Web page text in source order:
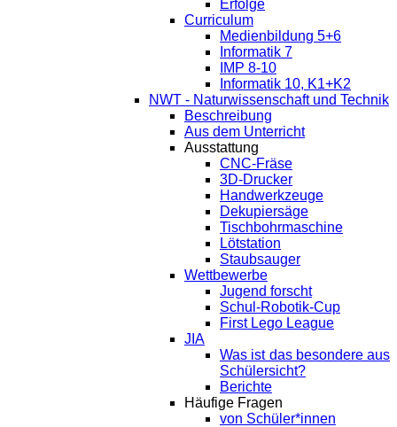
Erfolge
Curriculum
Medienbildung 5+6
Informatik 7
IMP 8-10
Informatik 10, K1+K2
NWT - Naturwissenschaft und Technik
Beschreibung
Aus dem Unterricht
Ausstattung
CNC-Fräse
3D-Drucker
Handwerkzeuge
Dekupiersäge
Tischbohrmaschine
Lötstation
Staubsauger
Wettbewerbe
Jugend forscht
Schul-Robotik-Cup
First Lego League
JIA
Was ist das besondere aus
Schülersicht?
Berichte
Häufige Fragen
von Schüler*innen